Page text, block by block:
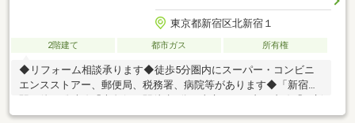
東京都新宿区北新宿１
2階建て 都市ガス 所有権
◆リフォーム相談承ります◆徒歩5分圏内にスーパー・コンビニ
エンスストアー、郵便局、税務署、病院等があります◆「新宿」
宿」駅徒歩7分、都営大江戸線「新宿西口」駅徒歩9分、西武新宿